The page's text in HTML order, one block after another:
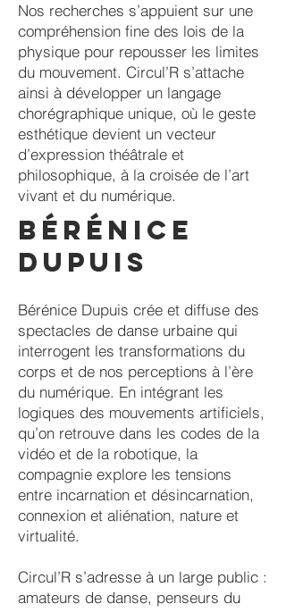
Nos recherches s’appuient sur une
compréhension fine des lois de la
physique pour repousser les limites
du mouvement. Circul’R s’attache
ainsi à développer un langage
chorégraphique unique, où le geste
esthétique devient un vecteur
d’expression théâtrale et
philosophique, à la croisée de l’art
vivant et du numérique.
Bérénice
Dupuis
Bérénice Dupuis crée et diffuse des
spectacles de danse urbaine qui
interrogent les transformations du
corps et de nos perceptions à l’ère
du numérique. En intégrant les
logiques des mouvements artificiels,
qu’on retrouve dans les codes de la
vidéo et de la robotique, la
compagnie explore les tensions
entre incarnation et désincarnation,
connexion et aliénation, nature et
virtualité.
Circul’R s’adresse à un large public :
amateurs de danse, penseurs du